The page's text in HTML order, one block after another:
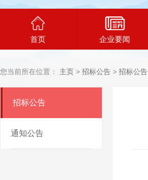
首页 企业要闻
您当前所在位置： 主页 > 招标公告 > 招标公告
招标公告
通知公告